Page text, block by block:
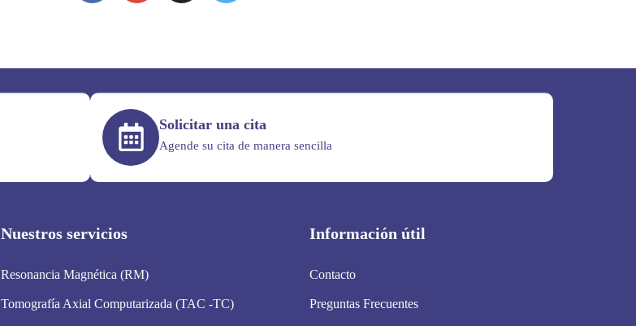
Solicitar una cita
Agende su cita de manera sencilla
Nuestros servicios
Resonancia Magnética (RM)
Tomografía Axial Computarizada (TAC -TC)
Información útil
Contacto
Preguntas Frecuentes